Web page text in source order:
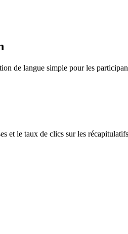
de langue simple pour les
et le taux de clics sur les